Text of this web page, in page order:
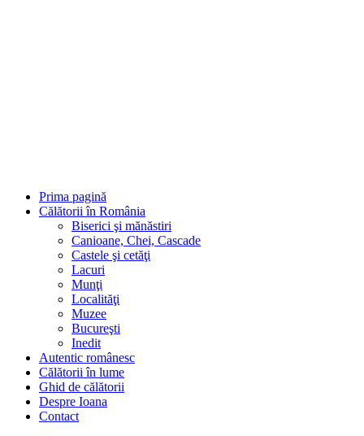
Prima pagină
Călătorii în România
Biserici şi mănăstiri
Canioane, Chei, Cascade
Castele şi cetăţi
Lacuri
Munţi
Localităţi
Muzee
Bucureşti
Inedit
Autentic românesc
Călătorii în lume
Ghid de călătorii
Despre Ioana
Contact